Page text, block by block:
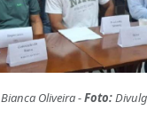
Bianca Oliveira -Foto: